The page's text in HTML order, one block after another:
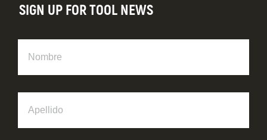
SIGN UP FOR TOOL NEWS